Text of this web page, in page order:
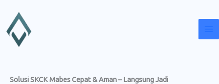
konten
Solusi SKCK Mabes Cepat & Aman – Langsung Jadi